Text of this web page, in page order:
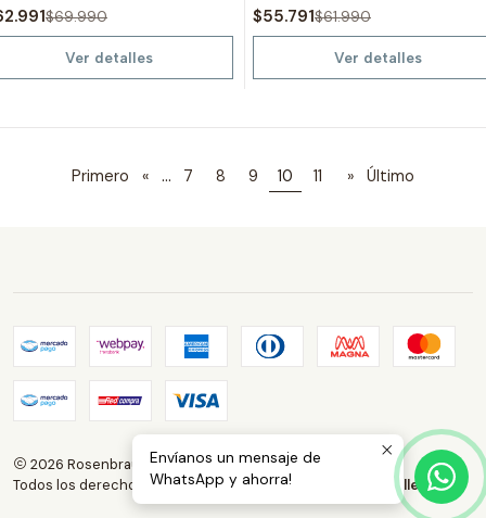
$69.990
Ver detalles
$55.791$61.990
Ver detalles
Primero « ... 7 8 9 10 11 » Último
2026 Rosenbrauns Store.
Todos los derechos reservados. Desarrollado por Jumpseller
Envíanos un mensaje de
WhatsApp y ahorra!